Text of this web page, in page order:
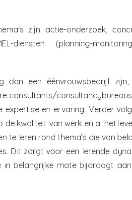
zijn actie-onderzoek,
diensten (planning-
dan een éénvrouwsbedrijf
consultants/consultancybureaus
en ervaring. Verder
kwaliteit van werk en al het
te leren rond thema’s die van
Dit zorgt voor een lerende
in belangrijke mate bijdraagt